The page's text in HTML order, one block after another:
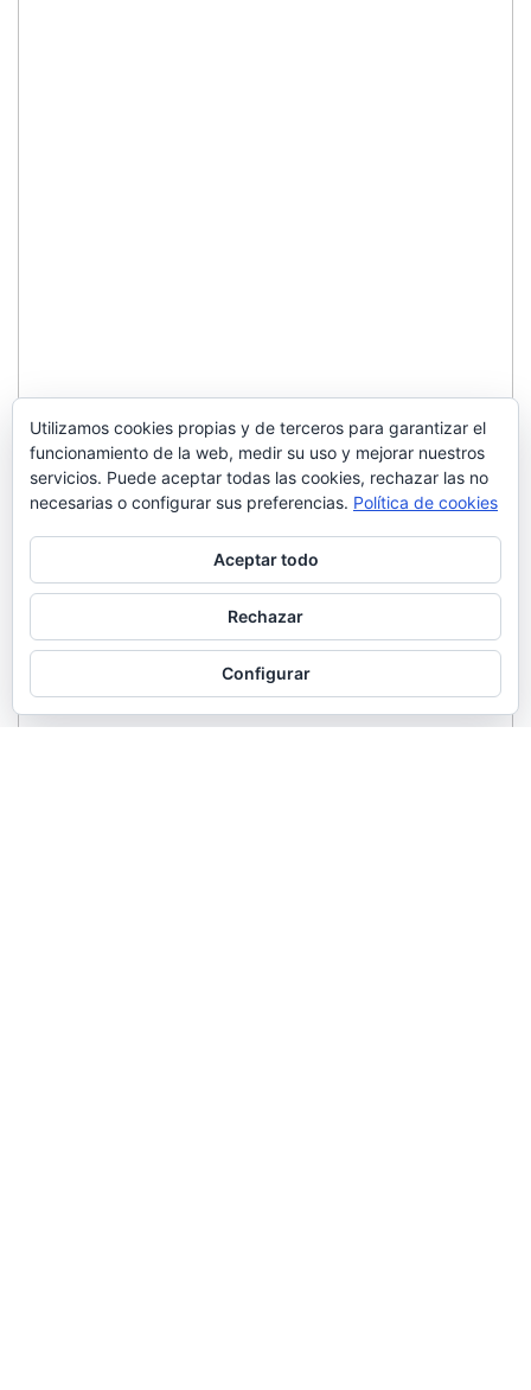
Utilizamos cookies propias y de terceros para garantizar el
funcionamiento de la web, medir su uso y mejorar nuestros
servicios. Puede aceptar todas las cookies, rechazar las no
necesarias o configurar sus preferencias. Política de cookies
Aceptar todo
Rechazar
Configurar